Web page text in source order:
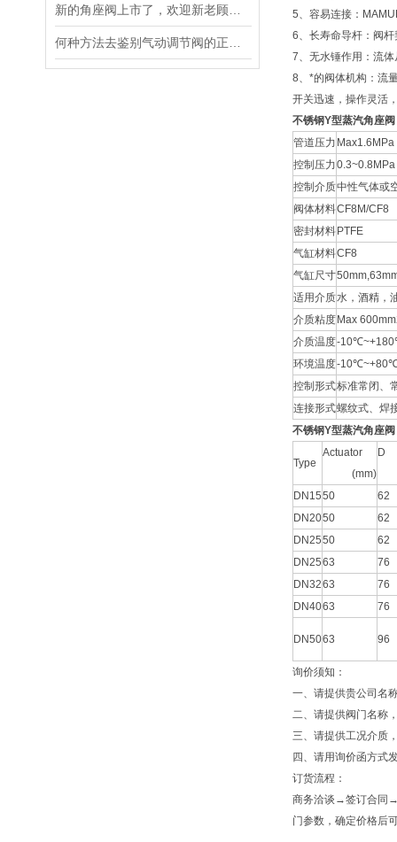
5、容易连接：
6、长寿命导杆：阀
7、无水锤作用：流
8、*的阀体机构：流
开关迅速，操作灵活
不锈钢Y型蒸汽角座阀
管道压力 Max1.6MPa
控制压力0.3~0.8MPa
控制介质中性气体或
阀体材料CF8M/CF8
密封材料 PTFE
气缸材料CF8
气缸尺寸
适用介质水，酒精，
介质粘度 Max
介质温度-
环境温度-
控制形式标准常闭、
连接形式螺纹式、焊
不锈钢Y型蒸汽角座阀
Type
Actuator
(mm)
D
DN1550
62
DN2050
62
DN2550
62
DN2563
76
DN3263
76
DN4063 76
DN5063 96
询价须知：
一、请提供贵公司名
二、请提供阀门名称
三、请提供工况介质
四、请用询价函方式
订货流程：
商务洽谈→签订合同
门参数，确定价格后